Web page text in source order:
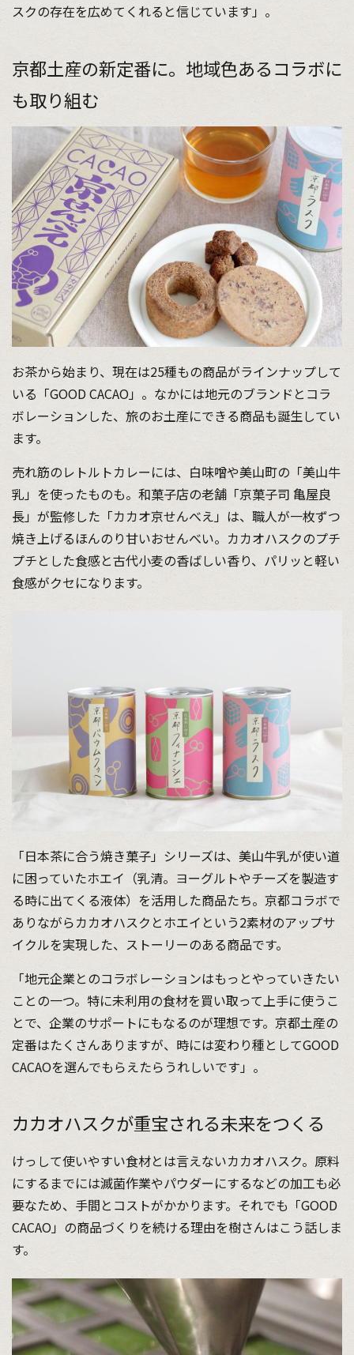
スクの存在を広めてくれると信じています」。
京都土産の新定番に。地域色あるコラボに
も取り組む
お茶から始まり、現在は25種もの商品がラインナップして
いる「GOOD CACAO」。なかには地元のブランドとコラ
ボレーションした、旅のお土産にできる商品も誕生してい
ます。
売れ筋のレトルトカレーには、白味噌や美山町の「美山牛
乳」を使ったものも。和菓子店の老舗「京菓子司 亀屋良
長」が監修した「カカオ京せんべえ」は、職人が一枚ずつ
焼き上げるほんのり甘いおせんべい。カカオハスクのプチ
プチとした食感と古代小麦の香ばしい香り、パリッと軽い
食感がクセになります。
「日本茶に合う焼き菓子」シリーズは、美山牛乳が使い道
に困っていたホエイ（乳清。ヨーグルトやチーズを製造す
る時に出てくる液体）を活用した商品たち。京都コラボで
ありながらカカオハスクとホエイという2素材のアップサ
イクルを実現した、ストーリーのある商品です。
「地元企業とのコラボレーションはもっとやっていきたい
ことの一つ。特に未利用の食材を買い取って上手に使うこ
とで、企業のサポートにもなるのが理想です。京都土産の
定番はたくさんありますが、時には変わり種としてGOOD
CACAOを選んでもらえたらうれしいです」。
カカオハスクが重宝される未来をつくる
けっして使いやすい食材とは言えないカカオハスク。原料
にするまでには滅菌作業やパウダーにするなどの加工も必
要なため、手間とコストがかかります。それでも「GOOD
CACAO」の商品づくりを続ける理由を樹さんはこう話しま
す。